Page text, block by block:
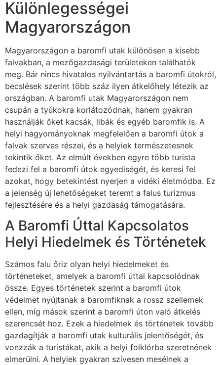
Különlegességei
Magyarországon
Magyarországon a baromfi utak különösen a kisebb
falvakban, a mezőgazdasági területeken találhatók
meg. Bár nincs hivatalos nyilvántartás a baromfi útokról,
becslések szerint több száz ilyen átkelőhely létezik az
országban. A baromfi utak Magyarországon nem
csupán a tyúkokra korlátozódnak, hanem gyakran
használják őket kacsák, libák és egyéb baromfik is. A
helyi hagyományoknak megfelelően a baromfi útok a
falvak szerves részei, és a helyiek természetesnek
tekintik őket. Az elmúlt években egyre több turista
fedezi fel a baromfi útok egyediségét, és keresi fel
azokat, hogy betekintést nyerjen a vidéki életmódba. Ez
a jelenség új lehetőségeket teremt a falus turizmus
fejlesztésére és a helyi gazdaság támogatására.
A Baromfi Úttal Kapcsolatos
Helyi Hiedelmek és Történetek
Számos falu őriz olyan helyi hiedelmeket és
történeteket, amelyek a baromfi úttal kapcsolódnak
össze. Egyes történetek szerint a baromfi útok
védelmet nyújtanak a baromfiknak a rossz szellemek
ellen, míg mások szerint a baromfi úton való átkelés
szerencsét hoz. Ezek a hiedelmek és történetek tovább
gazdagítják a baromfi utak kulturális jelentőségét, és
vonzzák a turistákat, akik a helyi folklórba szeretnének
elmerülni. A helyiek gyakran szívesen mesélnek a